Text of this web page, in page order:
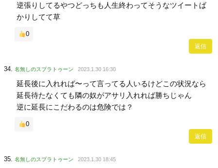
逆張りしてるやつどっちも人生終わってそうなツイートば
かりしてて草
0
返信
名無しのスプラトゥーン 2023.1.30 16:30
延長後に入れれば〜って言ってる人いるけどこの状況なら
延長待たなくても隣の奴がアサリ入れれば勝ちじゃん
逆に延長にこだわるのは危険では？
0
返信
名無しのスプラトゥーン 2023.1.30 18:45